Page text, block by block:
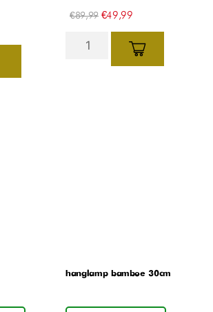
€89,99 €49,99
hanglamp bamboe 30cm